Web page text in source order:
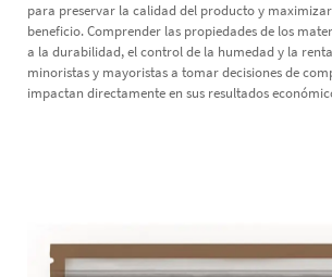
para preservar la calidad del producto y
beneficio. Comprender las propiedades de los
a la durabilidad, el control de la humedad y la
minoristas y mayoristas a tomar decisiones de
impactan directamente en sus resultados